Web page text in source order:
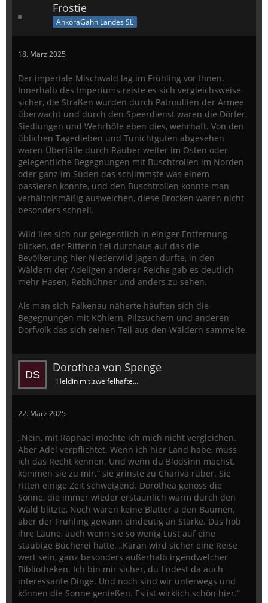
Frostie
AnkoraGahn Landes SL
18. März 2025
Der imperiale Mischwald lag im Frühling vor Ihnen.
Innerhalb des Imperiums reiste es sich vergleichsweise
sicher, die Straßen wurden durch Patroullien der Armee
überwacht und durch den Speerdienst waren die Dörfer,
Siedlungen und Wehrhöfe eben dies, wehrhaft. Von den
üblichen Tagedieben und Tunichtguten abgesehen
waren Überfälle durch Räuber weiter im Osten oder
gelegentliche Begegnungen mit Buschtrollen im Norden
oder ganz im Süden das schlimmste was einem
passieren konnte, und den Buschtrollen konnte man
verhältnismäßig ausweichen, diese Brocken waren nicht
besonders schnell.
Wild lies sich nur gelegentlich in einiger Entfernung
blicken, der Ritterin fiel durchaus auf das die
Bevölkerung hier Niederwild jagen durfte, in den
Wäldern der Adeligen anderer Reiche gab es deutlich
mehr Hasen, Rebhühner und anders zu sehen.
Als man sich Falkenau näherte häuften sich die
Begegnungen mit Köhlern, Pilzsuchern und anderen
Dorfvolk das sich seinen Teil aus den Wäldern sammelte.
Dorothea von Spenge
Heldin mit zweifelhaftem Ruf
22. März 2025
„Nein, mit Raphael möchte ich mich nicht vergleichen.
Aber Adel verpflichtet. Wenn ich hier Land habe, muss
ich das Recht kennen. Und wenn du Blödsinn machst,
kommen sie zu mir.“ sie grinste zu Chariva rüber. Sie
ritten einige Zeit schweigend. Dorothea genoss die
Sonne, die immer wieder erstaunlich warm durch den
Wald blitzte, Noch waren keine Blätter a den Bäumen,
aber der Frühling gewann eindeutig an Stärke. Das hob
ihre Laune, auch wenn sie so wenig Lust auf eine
staubige Bücherei hatte. „Karan wird sicher eine Reise
wert sein, ganz besonders außerhalb irgendwelcher
Bibliotheken. Ich bin mir sicher, du findest da auch
interessante Dinge. Und noch sind wir unterwegs und
können die Sonne genießen. Es ist wirklich schön hier.“